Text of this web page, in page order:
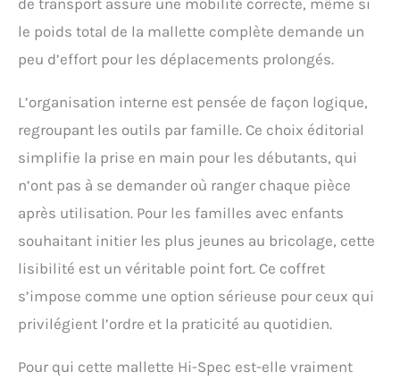
antidérapant à 12 points.
⚒ DES OUTILS
PRATIQUES : Ouvrez,
serrez et assemblez avec
taille, les clés
hexagonales/Allen, le
ses embouts
d'entraînement avec les
couramment utilisés.
Mesurez et positionnez
ruban mesureur
rétractable et au niveau
à bulle. Testez en toute
sécurité l'électricité
sonde de tension et
le poids total de la mallette complète demande un
peu d’effort pour les déplacements prolongés.
L’organisation interne est pensée de façon logique,
regroupant les outils par famille. Ce choix éditorial
simplifie la prise en main pour les débutants, qui
n’ont pas à se demander où ranger chaque pièce
après utilisation. Pour les familles avec enfants
souhaitant initier les plus jeunes au bricolage, cette
lisibilité est un véritable point fort. Ce coffret
s’impose comme une option sérieuse pour ceux qui
privilégient l’ordre et la praticité au quotidien.
Pour qui cette mallette Hi-Spec est-elle vraiment